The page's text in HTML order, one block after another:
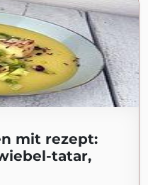
mit rezept:
tatar,